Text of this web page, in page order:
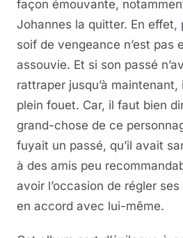
façon émouvante,
Johannes la quitter. En effet,
soif de vengeance n’est pas
assouvie. Et si son passé
rattraper jusqu’à maintenant,
plein fouet. Car, il faut bien
grand-chose de ce
fuyait un passé, qu’il avait
à des amis peu
avoir l’occasion de régler
en accord avec lui-même.